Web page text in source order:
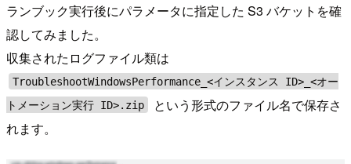
ランブック実行後にパラメータに指定した S3 バケットを確
認してみました。
収集されたログファイル類は
TroubleshootWindowsPerformance_<インスタンス ID>_<オー
トメーション実行 ID>.zip
という形式のファイル名で保存さ
れます。